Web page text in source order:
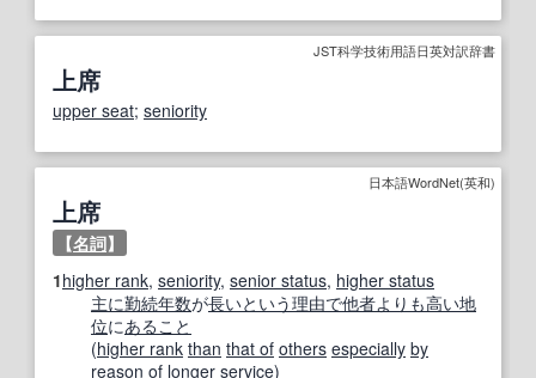
JST科学技術用語日英対訳辞書
上席
upper seat; seniority
日本語WordNet(英和)
上席
【名詞】
1higher rank, seniority, senior status, higher status
主に勤続年数が長いという理由で他者よりも高い地
位にあること
(higher rank than that of others especially by
reason of longer service)